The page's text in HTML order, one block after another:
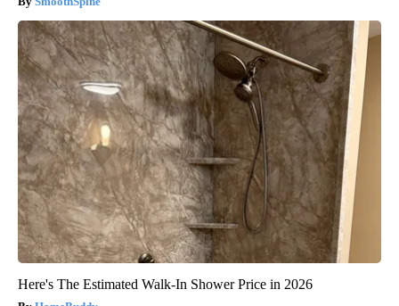
Here's The Estimated Walk-In Shower Price in 2026